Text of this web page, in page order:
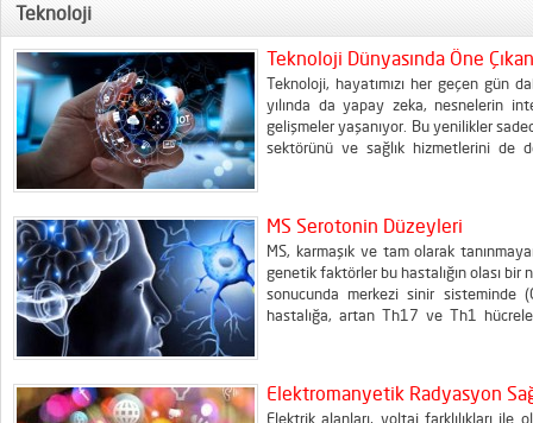
Teknoloji
Teknoloji Dünyasında Öne
Teknoloji, hayatımızı her geçen gün
yılında da yapay zeka, nesnelerin
gelişmeler yaşanıyor. Bu yenilikler
sektörünü ve sağlık hizmetlerini de
MS Serotonin Düzeyleri
MS, karmaşık ve tam olarak
genetik faktörler bu hastalığın olası bir
sonucunda merkezi sinir sisteminde
hastalığa, artan Th17 ve Th1
Elektromanyetik Radyasyon
Elektrik alanları, voltaj farklılıkları